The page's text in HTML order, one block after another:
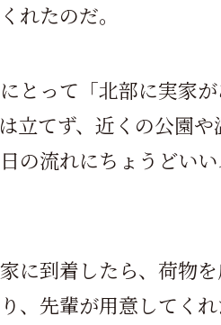
れたのだ。
とって「北部に実家
立てず、近くの公園
の流れにちょうどい
に到着したら、荷物
、先輩が用意してく